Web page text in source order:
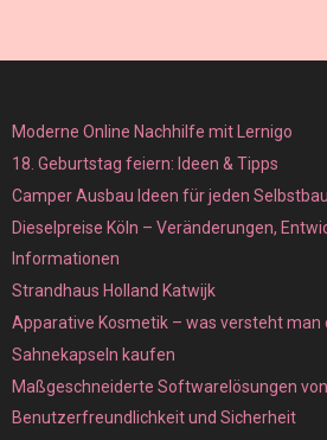
Moderne Online Nachhilfe mit Lernigo
18. Geburtstag feiern: Ideen & Tipps
Camper Ausbau Ideen für jeden
Dieselpreise Köln – Veränderungen,
Informationen
Strandhaus Holland Katwijk
Apparative Kosmetik – was versteht man
Sahnekapseln kaufen
Maßgeschneiderte Softwarelösungen
Benutzerfreundlichkeit und Sicherheit